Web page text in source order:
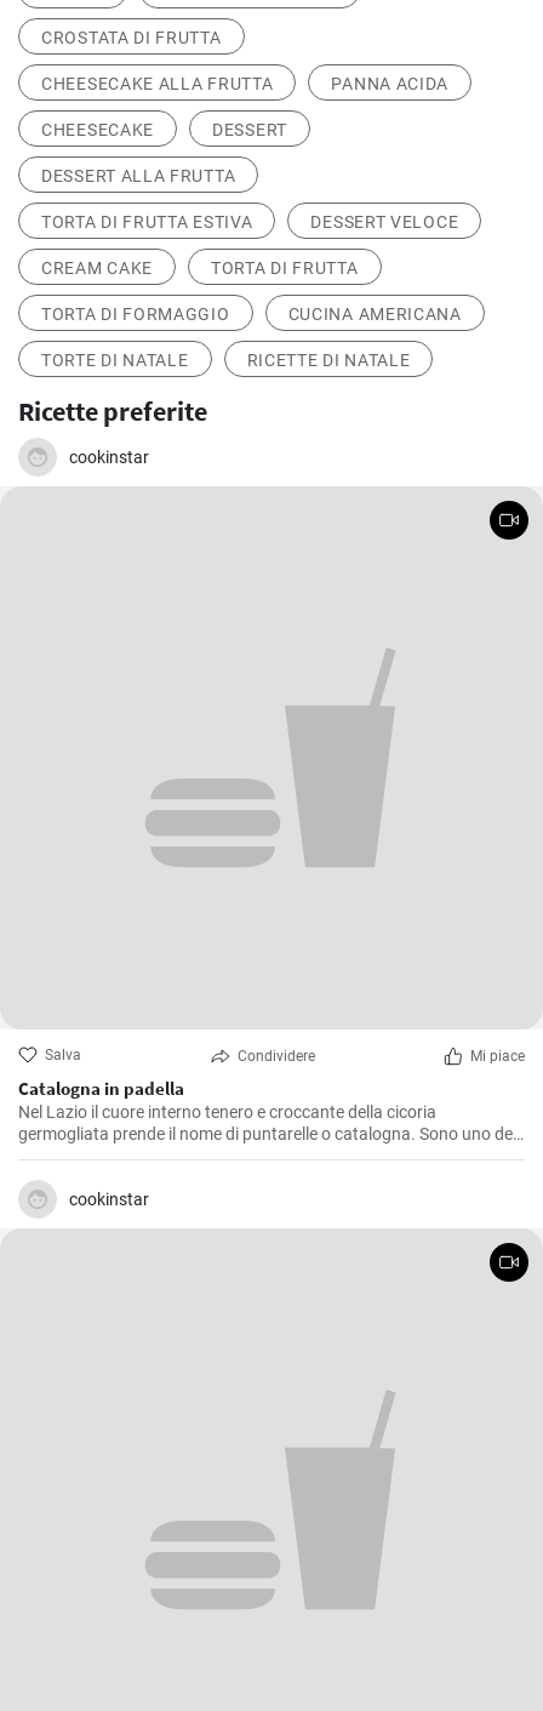
CROSTATA DI FRUTTA
CHEESECAKE ALLA FRUTTA PANNA ACIDA
CHEESECAKE DESSERT
DESSERT ALLA FRUTTA
TORTA DI FRUTTA ESTIVA DESSERT VELOCE
CREAM CAKE TORTA DI FRUTTA
TORTA DI FORMAGGIO CUCINA AMERICANA
TORTE DI NATALE RICETTE DI NATALE
Ricette preferite
cookinstar
Salva Condividere Mi piace
Catalogna in padella
Nel Lazio il cuore interno tenero e croccante della cicoria
germogliata prende il nome di puntarelle o catalogna. Sono uno dei
maggiori piaceri della cucina romana in primavera. Prova la ricetta
per cucinare la catalogna in padella!
cookinstar